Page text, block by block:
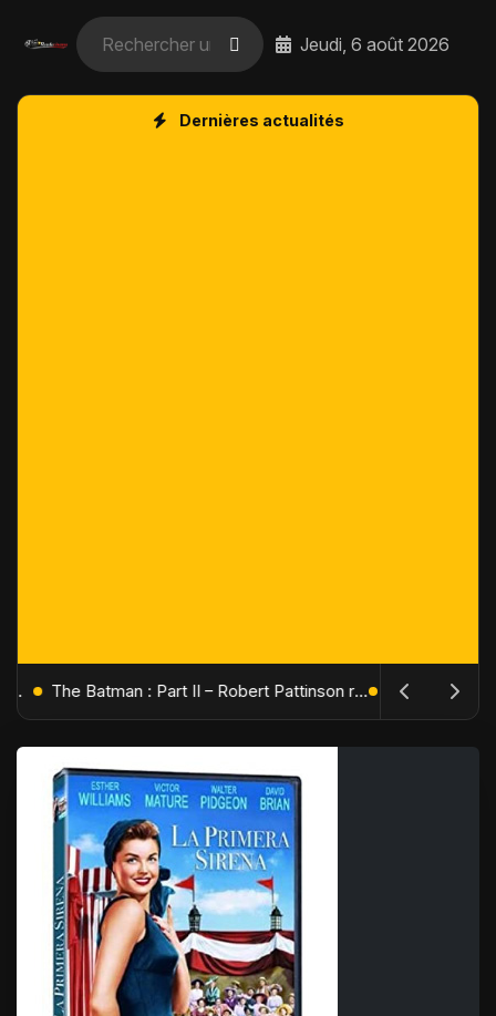
Jeudi, 6 août 2026
Dernières actualités
L'Âge de Glace : Le Réveil du Volcan – Manny, Sid et Diego de retour pour une aventure explosive The Batman : Part II – Robert Pattinson replonge dans les ténèbres de Gotham dès octobre 2027